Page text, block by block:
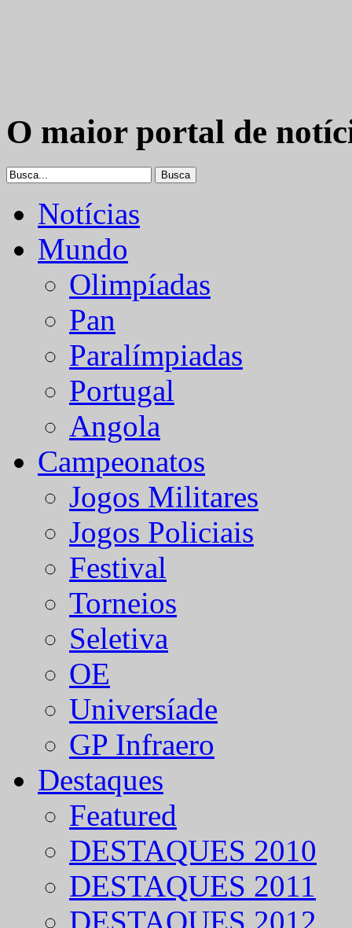
O maior portal de
Notícias
Mundo
Olimpíadas
Pan
Paralímpiadas
Portugal
Angola
Campeonatos
Jogos Militares
Jogos Policiais
Festival
Torneios
Seletiva
OE
Universíade
GP Infraero
Destaques
Featured
DESTAQUES 2010
DESTAQUES 2011
DESTAQUES 2012